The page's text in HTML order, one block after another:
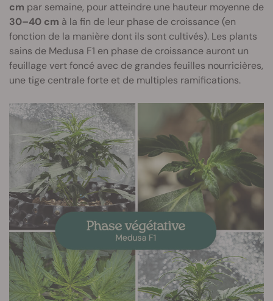
cm par semaine, pour atteindre une hauteur moyenne de
30–40 cm à la fin de leur phase de croissance (en
fonction de la manière dont ils sont cultivés). Les plants
sains de Medusa F1 en phase de croissance auront un
feuillage vert foncé avec de grandes feuilles nourricières,
une tige centrale forte et de multiples ramifications.